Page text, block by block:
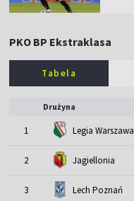
PKO BP Ekstraklasa
Tabela
Drużyna
1 Legia Warszawa
2 Jagiellonia
3 Lech Poznań